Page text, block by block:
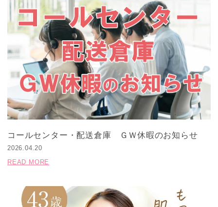
コールセンター・配送倉庫 ＧＷ休暇のお知らせ
2026.04.20
READ MORE